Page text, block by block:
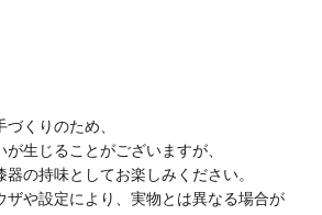
くりのため、
生じることがございますが、
の持味としてお楽しみください。
や設定により、実物とは異なる場合が